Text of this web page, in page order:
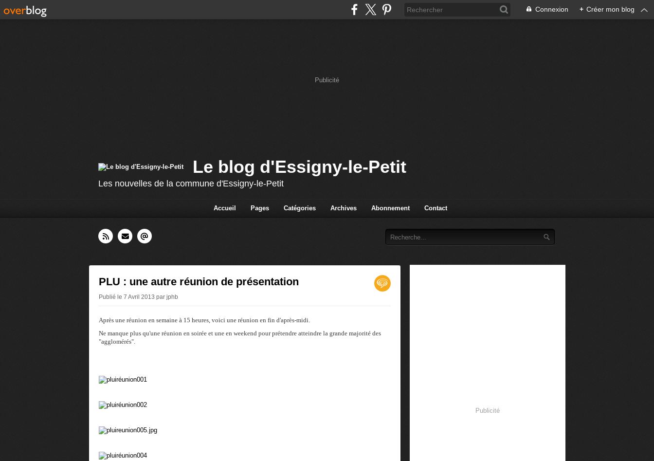
Connexion + Créer mon blog
Publicité
Le blog d'Essigny-le-Petit
Les nouvelles de la commune d'Essigny-le-Petit
Accueil Pages Catégories Archives Abonnement Contact
PLU : une autre réunion de présentation
Publié le 7 Avril 2013 par jphb
Après une réunion en semaine à 15 heures, voici une réunion en fin d'après-midi.
Ne manque plus qu'une réunion en soirée et une en weekend pour prétendre atteindre la grande majorité des
"agglomérés".
Publicité